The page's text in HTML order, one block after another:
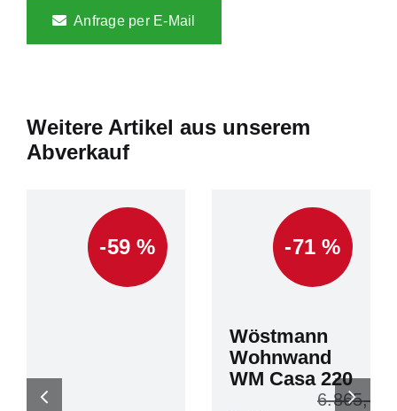
Anfrage per E-Mail
Weitere Artikel aus unserem
Abverkauf
-59 %
Wöstmann
Wohnwand
WM Casa 220
-71 %
6.865